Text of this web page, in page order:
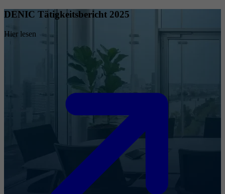
DENIC Tätigkeitsbericht 2025
Hier lesen